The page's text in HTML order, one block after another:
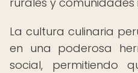
La cultura culinaria
en una poderosa
social, permitiendo